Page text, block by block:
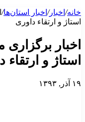
خانه/ اخبار/ اخبار استان‌ها/
استاژ و ارتقاء داوری
اخبار
استاژ و ارتقاء
۱۹ آذر, ۱۳۹۳